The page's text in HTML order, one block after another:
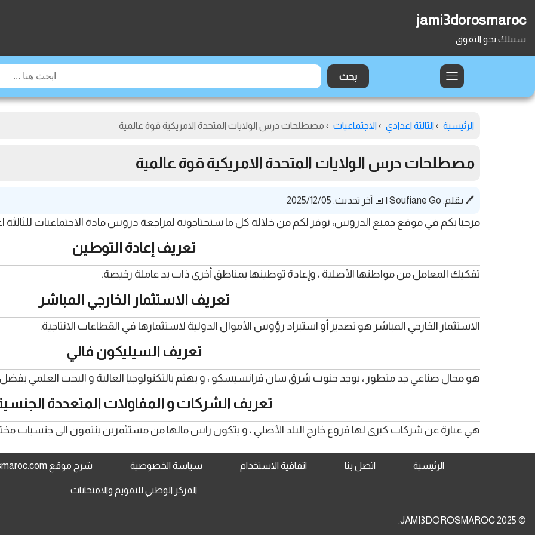
jami3dorosmaroc
سبيلك نحو التفوق
الرئيسية › الثالثة اعدادي › الاجتماعيات › مصطلحات درس الولايات المتحدة الامريكية قوة عالمية
مصطلحات درس الولايات المتحدة الامريكية قوة عالمية
🖊️ بقلم: Soufiane Go
| 📅 آخر تحديث: 2025/12/05
مرحبا بكم في موقع جميع الدروس، نوفر لكم من خلاله كل ما ستحتاجونه لمراجعة دروس مادة الاجتماعيات للثالثة
تعريف إعادة التوطين
تفكيك المعامل من مواطنها الأصلية ، وإعادة توطينها بمناطق أخرى ذات يد عاملة رخيصة.
تعريف الاستثمار الخارجي المباشر
الاستثمار الخارجي المباشر هو تصدير أو استيراد رؤوس الأموال الدولية لاستثمارها في القطاعات الانتاجية.
تعريف السيليكون فالي
هو مجال صناعي جد متطور ، يوجد جنوب شرق سان فرانسيسكو ، و يهتم بالتكنولوجيا العالية و البحث العلمي
تعريف الشركات و المقاولات المتعددة
هي عبارة عن شركات كبرى لها فروع خارج البلد الأصلي ، و يتكون راس مالها من مستثمرين ينتمون الى جنسيات
الرئيسية اتصل بنا اتفاقية الاستخدام سياسة الخصوصية شرح موقع www.jami3dorosmaroc.com
المركز الوطني للتقويم والامتحانات
© 2025 JAMI3DOROSMAROC.